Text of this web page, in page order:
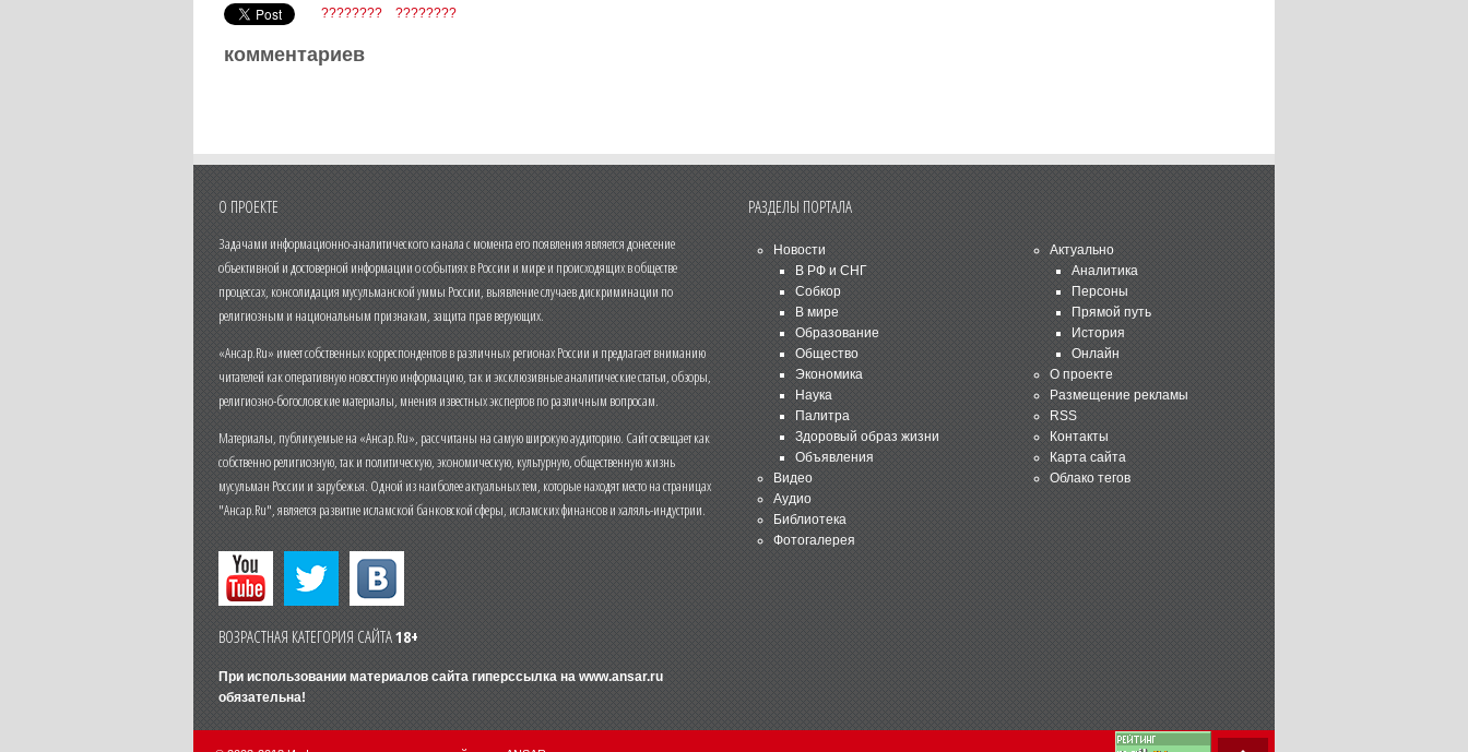
???????? ????????
комментариев
О ПРОЕКТЕ
Задачами информационно-аналитического канала с момента его появления является донесение
объективной и достоверной информации о событиях в России и мире и происходящих в обществе
процессах, консолидация мусульманской уммы России, выявление случаев дискриминации по
религиозным и национальным признакам, защита прав верующих.
«Ансар.Ru» имеет собственных корреспондентов в различных регионах России и предлагает вниманию
читателей как оперативную новостную информацию, так и эксклюзивные аналитические статьи, обзоры,
религиозно-богословские материалы, мнения известных экспертов по различным вопросам.
Материалы, публикуемые на «Ансар.Ru», рассчитаны на самую широкую аудиторию. Сайт освещает как
собственно религиозную, так и политическую, экономическую, культурную, общественную жизнь
мусульман России и зарубежья. Одной из наиболее актуальных тем, которые находят место на страницах
"Ансар.Ru", является развитие исламской банковской сферы, исламских финансов и халяль-индустрии.
ВОЗРАСТНАЯ КАТЕГОРИЯ САЙТА18+
При использовании материалов сайта гиперссылка на www.ansar.ru
обязательна!
РАЗДЕЛЫ ПОРТАЛА
Новости
В РФ и СНГ
Собкор
В мире
Образование
Общество
Экономика
Наука
Палитра
Здоровый образ жизни
Объявления
Видео
Аудио
Библиотека
Фотогалерея
Актуально
Аналитика
Персоны
Прямой путь
История
Онлайн
О проекте
Размещение рекламы
RSS
Контакты
Карта сайта
Облако тегов